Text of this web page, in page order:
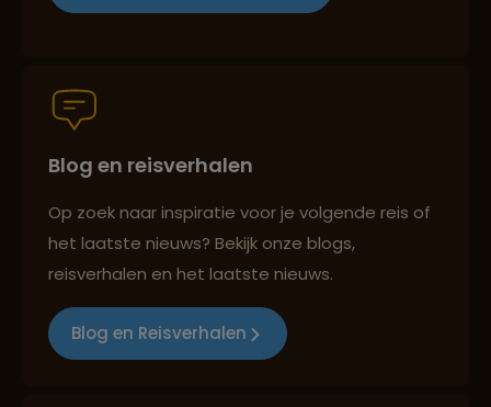
Persoonlijk en deskundig reisadvies
Best beoordeelde reisroutes
Blog en reisverhalen
Op zoek naar inspiratie voor je volgende reis of
het laatste nieuws? Bekijk onze blogs,
reisverhalen en het laatste nieuws.
Blog en Reisverhalen